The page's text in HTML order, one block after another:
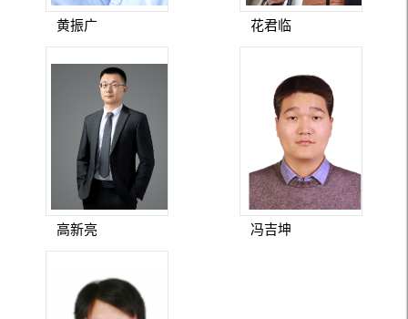
黄振广 花君临
高新亮 冯吉坤